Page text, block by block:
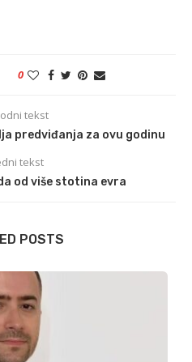
0
tekst
predviđanja za ovu godinu
tekst
od više stotina evra
POSTS